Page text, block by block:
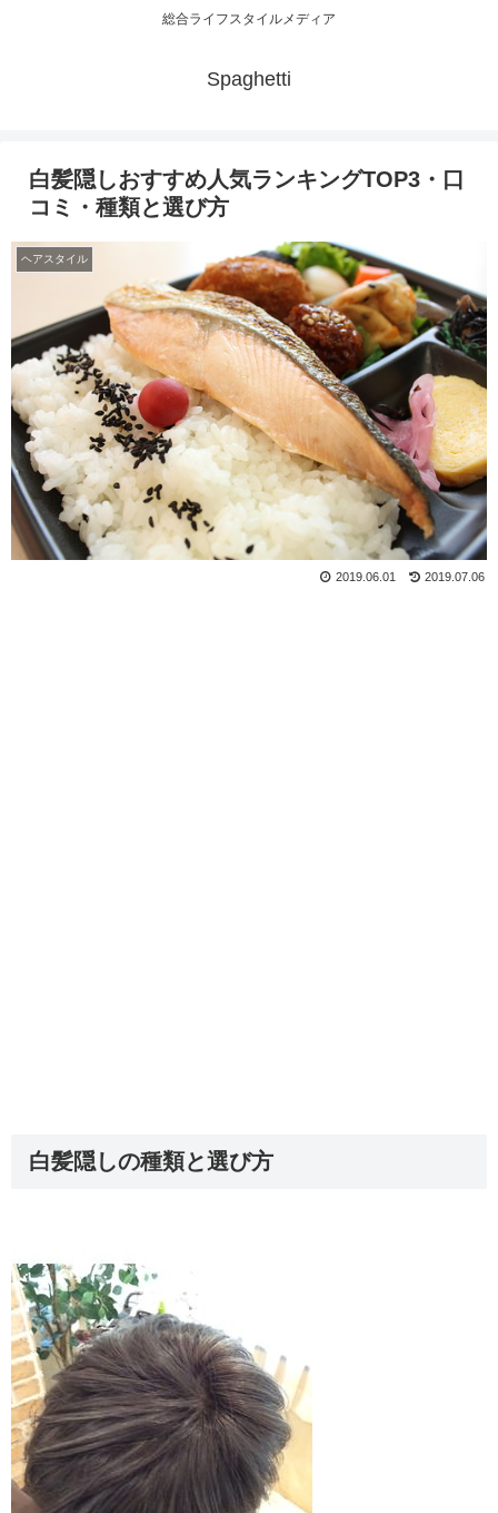
総合ライフスタイルメディア
Spaghetti
白髪隠しおすすめ人気ランキングTOP3・口
コミ・種類と選び方
ヘアスタイル
2019.07.06
2019.06.01
白髪隠しの種類と選び方